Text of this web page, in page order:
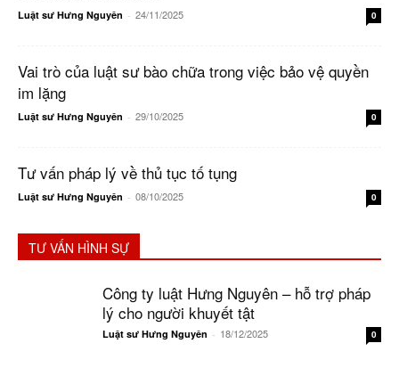
Luật sư Hưng Nguyên - 24/11/2025 0
Vai trò của luật sư bào chữa trong việc bảo vệ quyền
im lặng
Luật sư Hưng Nguyên - 29/10/2025 0
Tư vấn pháp lý về thủ tục tố tụng
Luật sư Hưng Nguyên - 08/10/2025 0
TƯ VẤN HÌNH SỰ
Công ty luật Hưng Nguyên – hỗ trợ pháp
lý cho người khuyết tật
Luật sư Hưng Nguyên - 18/12/2025 0